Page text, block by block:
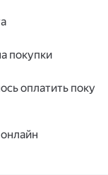
покупки
оплатить поку